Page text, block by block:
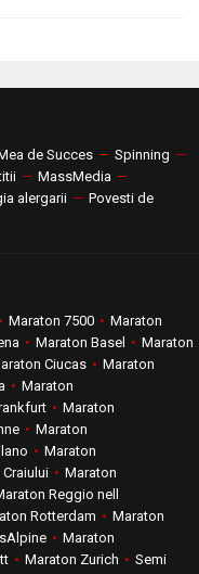
de Succes — Spinning —
— MassMedia —
alergarii — Povesti de
• Maraton 7500 • Maraton
• Maraton Basel • Maraton
Ciucas • Maraton
• Maraton
• Maraton
• Maraton
• Maraton
• Maraton
Reggio nell
Rotterdam • Maraton
• Maraton
• Maraton Zurich • Semi